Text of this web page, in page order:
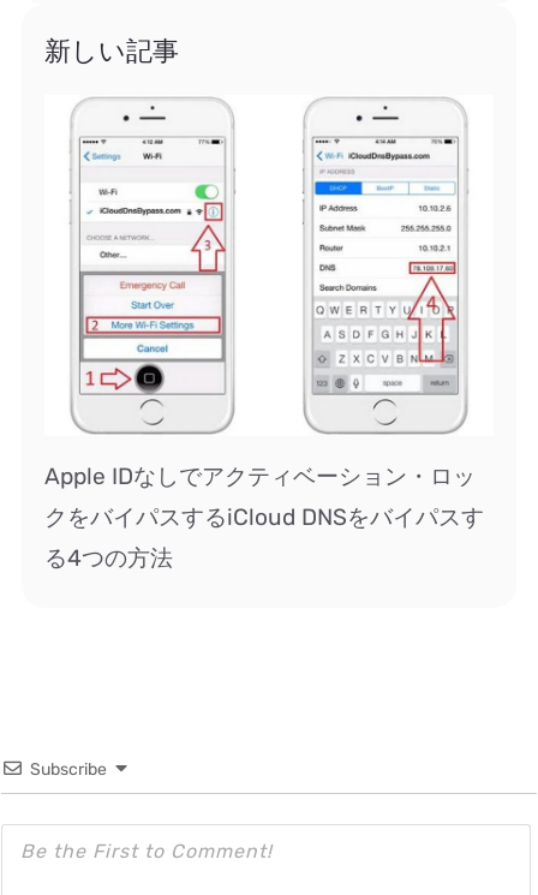
新しい記事
Apple IDなしでアクティベーション・ロッ
クをバイパスするiCloud DNSをバイパスす
る4つの方法
Subscribe